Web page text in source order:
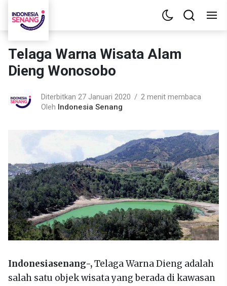
Telaga Warna Wisata Alam
Dieng Wonosobo
Diterbitkan 27 Januari 2020
2 menit membaca
Oleh Indonesia Senang
Indonesiasenang-,Telaga Warna Dieng adalah
salah satu objek wisata yang berada di kawasan